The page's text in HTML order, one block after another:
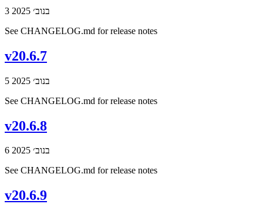
3 בנוב׳ 2025
See CHANGELOG.md for release notes
v20.6.7
5 בנוב׳ 2025
See CHANGELOG.md for release notes
v20.6.8
6 בנוב׳ 2025
See CHANGELOG.md for release notes
v20.6.9